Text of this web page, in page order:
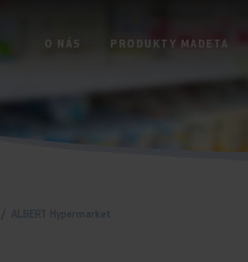
O NÁS PRODUKTY MADETA
/ ALBERT Hypermarket